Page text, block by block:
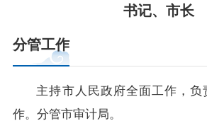
政民互动
在线访谈
书记、市长
分管工作
主持市人民政府全面工作，负
作。分管市审计局。